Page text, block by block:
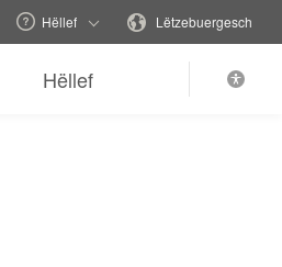
Hëllef Lëtzebuergesch
Hëllef
Elo bestellen